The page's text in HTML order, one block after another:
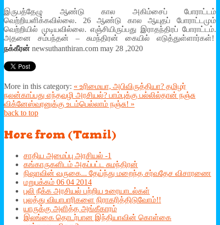
இருபத்தேழு ஆண்டு கால அகிம்சைப் போராட்டம்
வெற்றியளிக்கவில்லை. 26 ஆண்டு கால ஆயுதப் போராட்டமும்
வெற்றியில் முடியவில்லை. எஞ்சியிருப்பது இராதந்திரப் போராட்டம்.
அதனை சம்பந்தன் – சுமந்திரன் கையில் எடுத்துள்ளார்கள்!
நக்கீரன் newsuthanthiran.com may 28 ,2020
More in this category: « உரிமையா, அபிவிருத்தியா? தமிழர்
நலன்காப்பது எந்தவழி அரசியல்? பாம்புக்கு பல்லில்தான் நஞ்சு
விக்னேஸ்வரனுக்கு உடம்பெல்லாம் நஞ்சு! »
back to top
More from (Tamil)
சாதிய அமைப்பு அரசியல் -1
கங்காருகளிடம் அகப்பட்ட சுமந்திரன்
நிஷாவின் வருகை... தேய்ந்து மறைந்த சர்வதேச விசாரணை
மறுபக்கம் 06 04 2014
புலி நீக்க அரசியல் பற்றிய உரையாடல்கள்
புலத்து வியாபாரிகளை நிராகரித்திடுவோம்!!
யாருக்கு அளித்த அங்கீகாரம்
இலங்கை தொடர்பான இந்தியாவின் கொள்கை